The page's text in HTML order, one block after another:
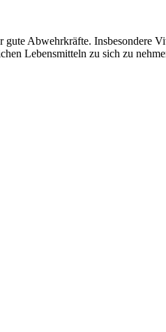
Abwehrkräfte.
Lebensmitteln zu sich zu